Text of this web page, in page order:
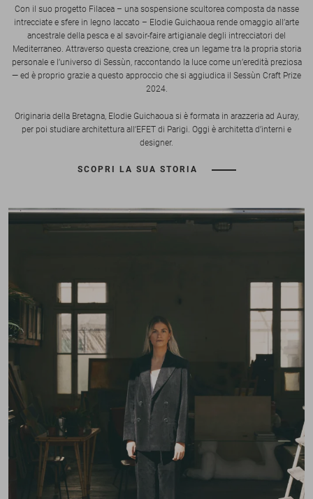
Con il suo progetto Filacea – una sospensione scultorea composta da nasse
intrecciate e sfere in legno laccato – Elodie Guichaoua rende omaggio all’arte
ancestrale della pesca e al savoir-faire artigianale degli intrecciatori del
Mediterraneo. Attraverso questa creazione, crea un legame tra la propria storia
personale e l’universo di Sessùn, raccontando la luce come un’eredità preziosa
— ed è proprio grazie a questo approccio che si aggiudica il Sessùn Craft Prize
2024.
Originaria della Bretagna, Elodie Guichaoua si è formata in arazzeria ad Auray,
per poi studiare architettura all’EFET di Parigi. Oggi è architetta d’interni e
designer.
SCOPRI LA SUA STORIA